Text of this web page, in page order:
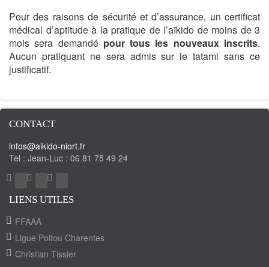
Pour des raisons de sécurité et d’assurance, un certificat
médical d’aptitude à la pratique de l’aïkido de moins de 3
mois sera demandé pour tous les nouveaux inscrits.
Aucun pratiquant ne sera admis sur le tatami sans ce
justificatif.
CONTACT
infos@aikido-niort.fr
Tel : Jean-Luc : 06 81 75 49 24
LIENS UTILES
FFAAA
Ligue Poitou Charentes
Christian Tissier